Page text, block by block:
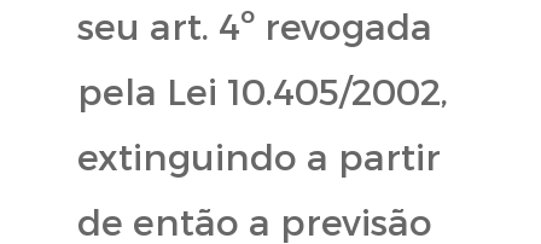
seu art. 4º revogada
pela Lei 10.405/2002,
extinguindo a partir
de então a previsão